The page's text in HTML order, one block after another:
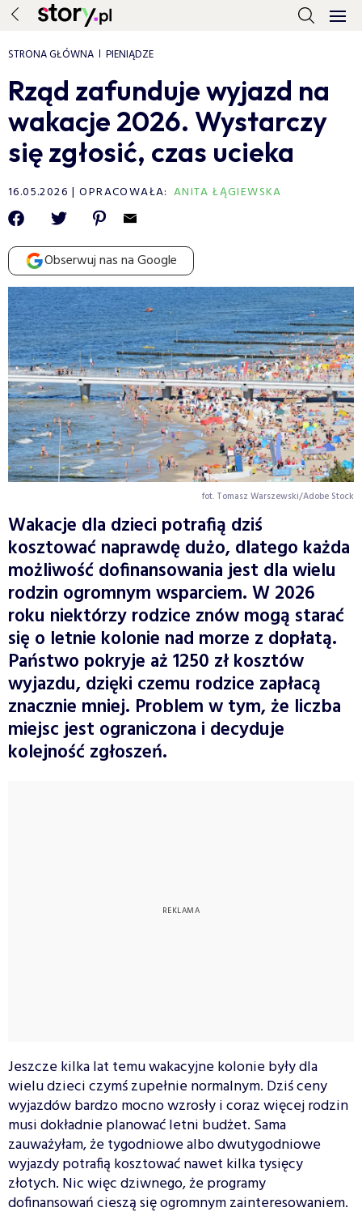
STRONA GŁÓWNA PIENIĄDZE
Rząd zafunduje wyjazd na
wakacje 2026. Wystarczy
się zgłosić, czas ucieka
16.05.2026 OPRACOWAŁA: ANITA ŁĄGIEWSKA
Obserwuj nas na Google
fot. Tomasz Warszewski/Adobe Stock
Wakacje dla dzieci potrafią dziś
kosztować naprawdę dużo, dlatego każda
możliwość dofinansowania jest dla wielu
rodzin ogromnym wsparciem. W 2026
roku niektórzy rodzice znów mogą starać
się o letnie kolonie nad morze z dopłatą.
Państwo pokryje aż 1250 zł kosztów
wyjazdu, dzięki czemu rodzice zapłacą
znacznie mniej. Problem w tym, że liczba
miejsc jest ograniczona i decyduje
kolejność zgłoszeń.
Jeszcze kilka lat temu wakacyjne kolonie były dla
wielu dzieci czymś zupełnie normalnym. Dziś ceny
wyjazdów bardzo mocno wzrosły i coraz więcej rodzin
musi dokładnie planować letni budżet. Sama
zauważyłam, że tygodniowe albo dwutygodniowe
wyjazdy potrafią kosztować nawet kilka tysięcy
złotych. Nic więc dziwnego, że programy
dofinansowań cieszą się ogromnym zainteresowaniem.